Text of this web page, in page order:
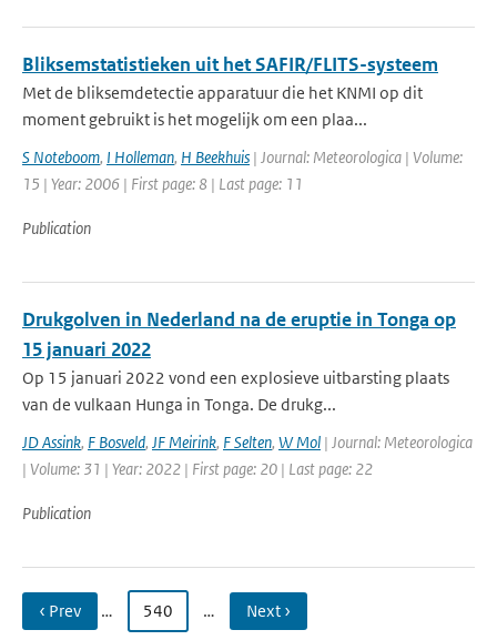
Bliksemstatistieken uit het SAFIR/FLITS-systeem
Met de bliksemdetectie apparatuur die het KNMI op dit
moment gebruikt is het mogelijk om een plaa...
S Noteboom, I Holleman, H Beekhuis | Journal: Meteorologica | Volume:
15 | Year: 2006 | First page: 8 | Last page: 11
Publication
Drukgolven in Nederland na de eruptie in Tonga op
15 januari 2022
Op 15 januari 2022 vond een explosieve uitbarsting plaats
van de vulkaan Hunga in Tonga. De drukg...
JD Assink, F Bosveld, JF Meirink, F Selten, W Mol | Journal: Meteorologica
| Volume: 31 | Year: 2022 | First page: 20 | Last page: 22
Publication
‹ Prev … 540 … Next ›